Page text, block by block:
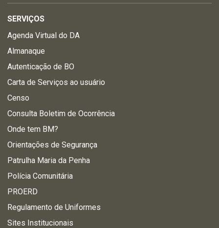
SERVIÇOS
Agenda Virtual do DA
Almanaque
Autenticação de BO
Carta de Serviços ao usuário
Censo
Consulta Boletim de Ocorrência
Onde tem BM?
Orientações de Segurança
Patrulha Maria da Penha
Polícia Comunitária
PROERD
Regulamento de Uniformes
Sites Institucionais